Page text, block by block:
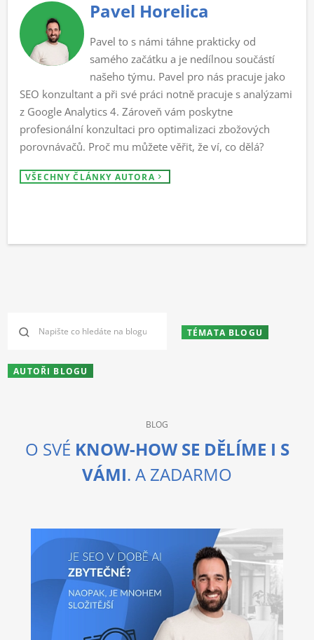
Pavel Horelica
Pavel to s námi táhne prakticky od
samého začátku a je nedílnou součástí
našeho týmu. Pavel pro nás pracuje jako
SEO konzultant a při své práci notně pracuje s analýzami
z Google Analytics 4. Zároveň vám poskytne
profesionální konzultaci pro optimalizaci zbožových
porovnávačů. Proč mu můžete věřit, že ví, co dělá?
VŠECHNY ČLÁNKY AUTORA
TÉMATA BLOGU
AUTOŘI BLOGU
BLOG
O SVÉ KNOW-HOW SE DĚLÍME I S
VÁMI. A ZADARMO